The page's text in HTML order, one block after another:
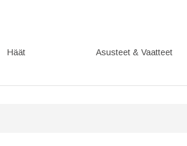
Häät Asusteet & Vaatteet